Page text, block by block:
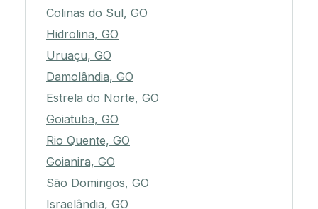
Colinas do Sul, GO
Hidrolina, GO
Uruaçu, GO
Damolândia, GO
Estrela do Norte, GO
Goiatuba, GO
Rio Quente, GO
Goianira, GO
São Domingos, GO
Israelândia, GO